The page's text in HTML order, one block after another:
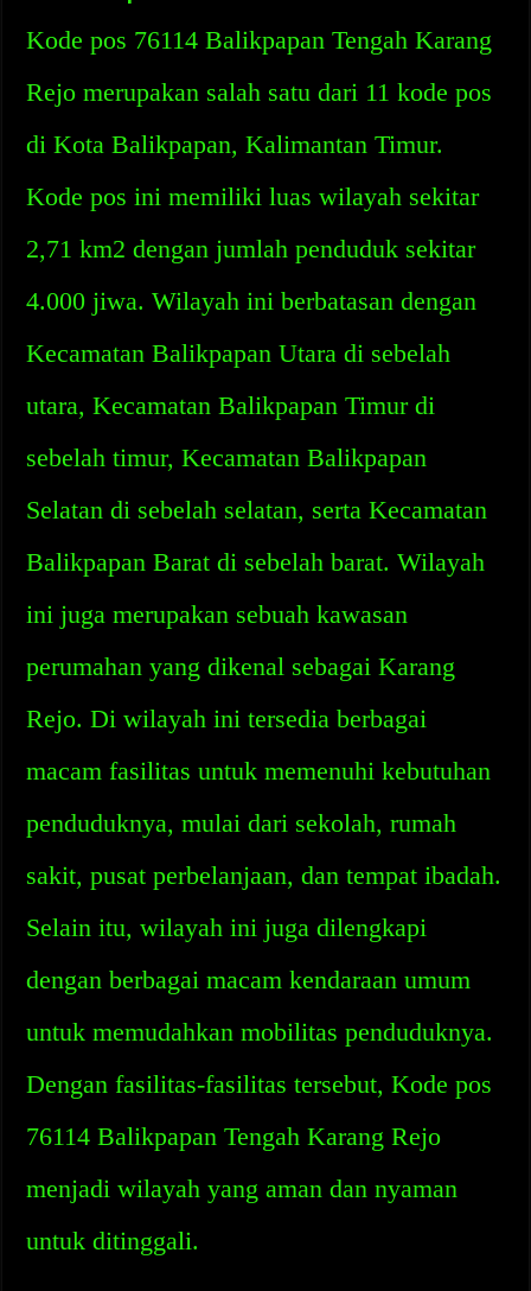
Kode pos 76114 Balikpapan Tengah Karang
Rejo merupakan salah satu dari 11 kode pos
di Kota Balikpapan, Kalimantan Timur.
Kode pos ini memiliki luas wilayah sekitar
2,71 km2 dengan jumlah penduduk sekitar
4.000 jiwa. Wilayah ini berbatasan dengan
Kecamatan Balikpapan Utara di sebelah
utara, Kecamatan Balikpapan Timur di
sebelah timur, Kecamatan Balikpapan
Selatan di sebelah selatan, serta Kecamatan
Balikpapan Barat di sebelah barat. Wilayah
ini juga merupakan sebuah kawasan
perumahan yang dikenal sebagai Karang
Rejo. Di wilayah ini tersedia berbagai
macam fasilitas untuk memenuhi kebutuhan
penduduknya, mulai dari sekolah, rumah
sakit, pusat perbelanjaan, dan tempat ibadah.
Selain itu, wilayah ini juga dilengkapi
dengan berbagai macam kendaraan umum
untuk memudahkan mobilitas penduduknya.
Dengan fasilitas-fasilitas tersebut, Kode pos
76114 Balikpapan Tengah Karang Rejo
menjadi wilayah yang aman dan nyaman
untuk ditinggali.